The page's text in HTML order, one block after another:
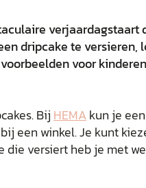
dripcake te versieren,
voor
Bij HEMAkun je
een winkel. Je kunt
die versiert heb je met